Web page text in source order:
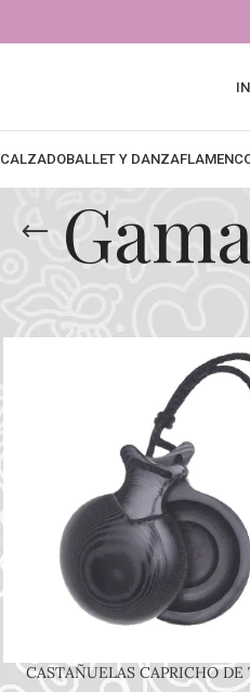
CALZADOBALLET Y DANZA
Inicio Flamenco
CASTAÑUELAS CAPRICHO DE